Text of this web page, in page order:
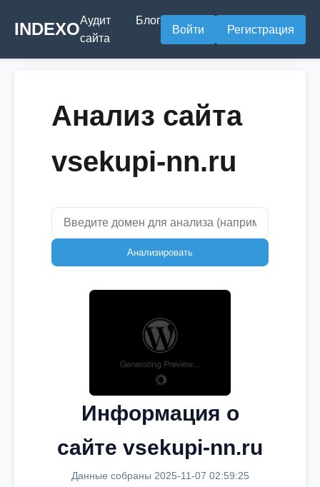
INDEXOАудит
сайта
Блог
Войти Регистрация
Анализ сайта
vsekupi-nn.ru
Анализировать
Информация о
сайте vsekupi-nn.ru
Данные собраны 2025-11-07 02:59:25